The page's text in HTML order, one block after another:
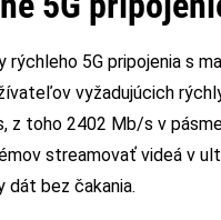
rýchleho 5G pripojenia s
vyžadujúcich
z toho 2402 Mb/s v
streamovať videá v
dát bez čakania.